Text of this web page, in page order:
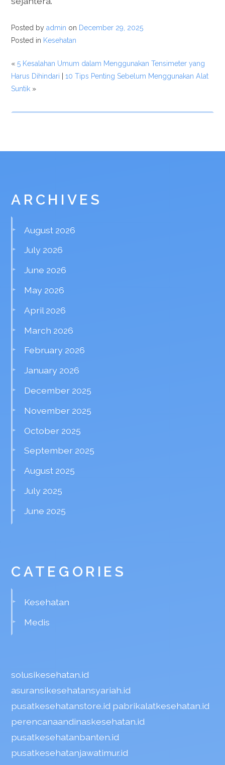
Posted byadmin on December 29, 2025
Posted in Kesehatan
«5 Kesalahan Umum dalam Menggunakan Tensimeter yang
Harus Dihindari |10 Tips Penting Sebelum Menggunakan Alat
Suntik »
ARCHIVES
August 2026
July 2026
June 2026
May 2026
April 2026
March 2026
February 2026
January 2026
December 2025
November 2025
October 2025
September 2025
August 2025
July 2025
June 2025
CATEGORIES
Kesehatan
Medis
solusikesehatan.id
asuransikesehatansyariah.id
pusatkesehatanstore.id pabrikalatkesehatan.id
perencanaandinaskesehatan.id
pusatkesehatanbanten.id
pusatkesehatanjawatimur.id